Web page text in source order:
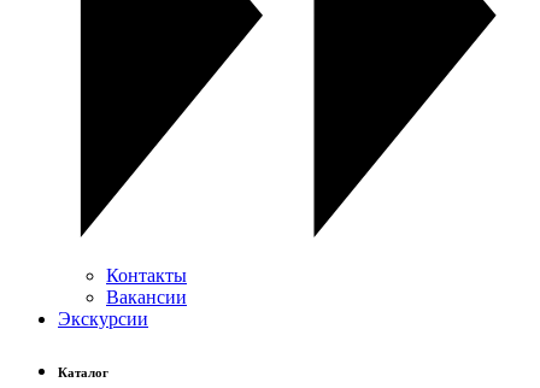
Контакты
Вакансии
Экскурсии
Каталог